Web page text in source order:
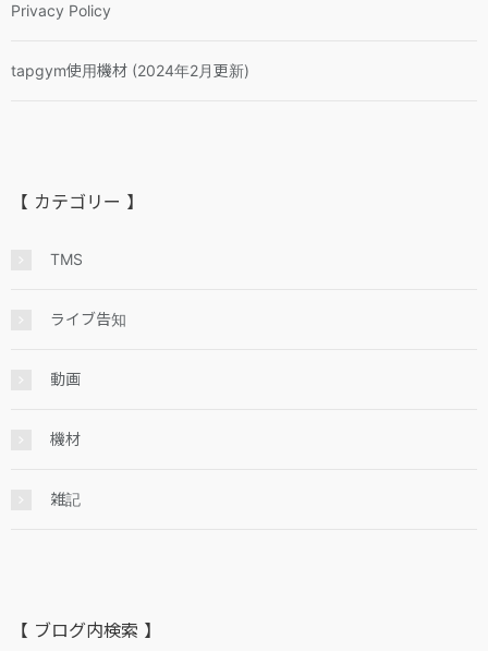
Privacy Policy
tapgym使用機材 (2024年2月更新)
【 カテゴリー 】
TMS
ライブ告知
動画
機材
雑記
【 ブログ内検索 】